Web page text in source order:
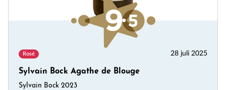
Rosé 28 juli 2025
Sylvain Bock Agathe de Blouge
Sylvain Bock 2023